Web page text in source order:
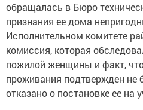
обращалась в Бюро
признания ее дома
Исполнительном комитете
комиссия, которая
пожилой женщины и факт,
проживания подтвержден не
отказано о постановке ее на